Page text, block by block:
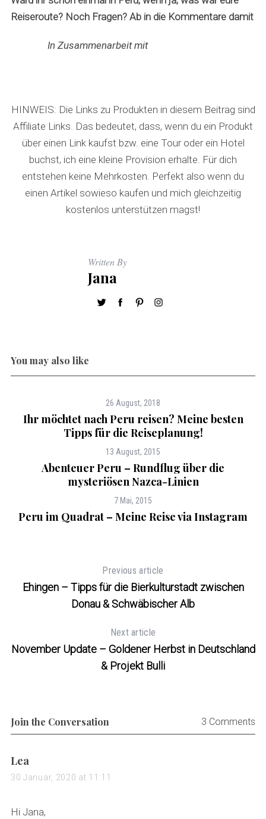
Reiseroute? Noch Fragen? Ab in die Kommentare damit
In Zusammenarbeit mit
HINWEIS: Die Links zu Produkten in diesem Beitrag sind
Affiliate Links. Das bedeutet, dass, wenn du ein Produkt
über einen Link kaufst bzw. eine Tour oder ein Hotel
buchst, ich eine kleine Provision erhalte. Für dich
entstehen keine Mehrkosten. Perfekt also wenn du
einen Artikel sowieso kaufen und mich gleichzeitig
kostenlos unterstützen magst!
Written By
Jana
You may also like
26 August, 2018
Ihr möchtet nach Peru reisen? Meine besten
Tipps für die Reiseplanung!
13 August, 2015
Abenteuer Peru – Rundflug über die
mysteriösen Nazca-Linien
7 Mai, 2015
Peru im Quadrat – Meine Reise via Instagram
Previous article
Ehingen – Tipps für die Bierkulturstadt zwischen
Donau & Schwäbischer Alb
Next article
November Update – Goldener Herbst in Deutschland
& Projekt Bulli
Join the Conversation 3 Comments
s
a
s
Lea
30 Januar, 2020 at 11:11
Hi Jana,